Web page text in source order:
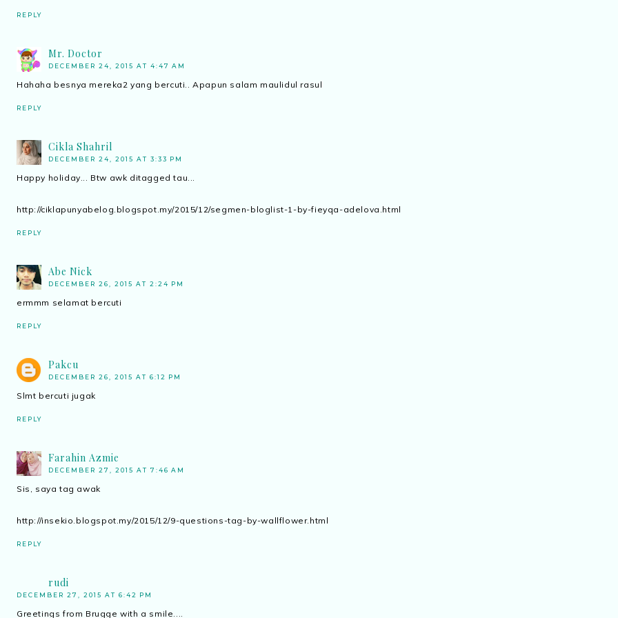
REPLY
Mr. Doctor
DECEMBER 24, 2015 AT 4:47 AM
Hahaha besnya mereka2 yang bercuti.. Apapun salam maulidul rasul
REPLY
Cikla Shahril
DECEMBER 24, 2015 AT 3:33 PM
Happy holiday... Btw awk ditagged tau...
http://ciklapunyabelog.blogspot.my/2015/12/segmen-bloglist-1-by-fieyqa-adelova.html
REPLY
Abe Nick
DECEMBER 26, 2015 AT 2:24 PM
ermmm selamat bercuti
REPLY
Pakcu
DECEMBER 26, 2015 AT 6:12 PM
Slmt bercuti jugak
REPLY
Farahin Azmie
DECEMBER 27, 2015 AT 7:46 AM
Sis, saya tag awak
http://insekio.blogspot.my/2015/12/9-questions-tag-by-wallflower.html
REPLY
rudi
DECEMBER 27, 2015 AT 6:42 PM
Greetings from Brugge with a smile....